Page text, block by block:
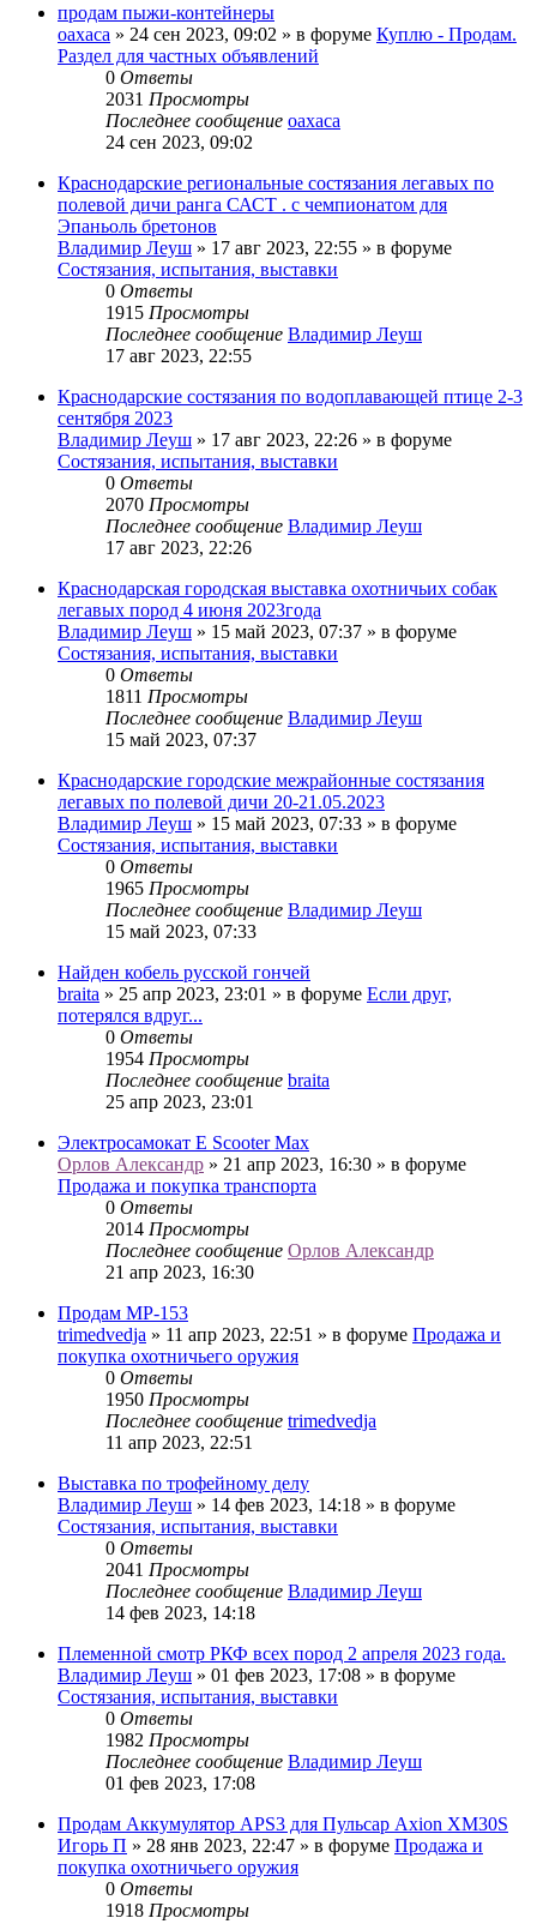
продам пыжи-контейнеры
oaxaca » 24 сен 2023, 09:02 » в форуме Куплю - Продам.
Раздел для частных объявлений
0 Ответы
2031 Просмотры
Последнее сообщение oaxaca
24 сен 2023, 09:02
Краснодарские региональные состязания легавых по
полевой дичи ранга САСТ . с чемпионатом для
Эпаньоль бретонов
Владимир Леуш » 17 авг 2023, 22:55 » в форуме
Состязания, испытания, выставки
0 Ответы
1915 Просмотры
Последнее сообщение Владимир Леуш
17 авг 2023, 22:55
Краснодарские состязания по водоплавающей птице 2-3
сентября 2023
Владимир Леуш » 17 авг 2023, 22:26 » в форуме
Состязания, испытания, выставки
0 Ответы
2070 Просмотры
Последнее сообщение Владимир Леуш
17 авг 2023, 22:26
Краснодарская городская выставка охотничьих собак
легавых пород 4 июня 2023года
Владимир Леуш » 15 май 2023, 07:37 » в форуме
Состязания, испытания, выставки
0 Ответы
1811 Просмотры
Последнее сообщение Владимир Леуш
15 май 2023, 07:37
Краснодарские городские межрайонные состязания
легавых по полевой дичи 20-21.05.2023
Владимир Леуш » 15 май 2023, 07:33 » в форуме
Состязания, испытания, выставки
0 Ответы
1965 Просмотры
Последнее сообщение Владимир Леуш
15 май 2023, 07:33
Найден кобель русской гончей
braita » 25 апр 2023, 23:01 » в форуме Если друг,
потерялся вдруг...
0 Ответы
1954 Просмотры
Последнее сообщение braita
25 апр 2023, 23:01
Электросамокат E Scooter Max
Орлов Александр » 21 апр 2023, 16:30 » в форуме
Продажа и покупка транспорта
0 Ответы
2014 Просмотры
Последнее сообщение Орлов Александр
21 апр 2023, 16:30
Продам МР-153
trimedvedja » 11 апр 2023, 22:51 » в форуме Продажа и
покупка охотничьего оружия
0 Ответы
1950 Просмотры
Последнее сообщение trimedvedja
11 апр 2023, 22:51
Выставка по трофейному делу
Владимир Леуш » 14 фев 2023, 14:18 » в форуме
Состязания, испытания, выставки
0 Ответы
2041 Просмотры
Последнее сообщение Владимир Леуш
14 фев 2023, 14:18
Племенной смотр РКФ всех пород 2 апреля 2023 года.
Владимир Леуш » 01 фев 2023, 17:08 » в форуме
Состязания, испытания, выставки
0 Ответы
1982 Просмотры
Последнее сообщение Владимир Леуш
01 фев 2023, 17:08
Продам Аккумулятор APS3 для Пульсар Axion XM30S
Игорь П » 28 янв 2023, 22:47 » в форуме Продажа и
покупка охотничьего оружия
0 Ответы
1918 Просмотры